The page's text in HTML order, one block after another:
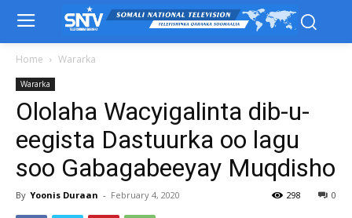
Home Wararka
Wararka
Ololaha Wacyigalinta dib-u-
eegista Dastuurka oo lagu
soo Gabagabeeyay Muqdisho
By Yoonis Duraan - February 4, 2020 0
298